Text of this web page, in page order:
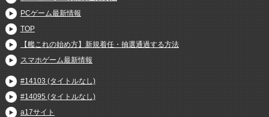
PCゲーム最新情報
TOP
【艦これの始め方】新規着任・抽選通過する方法
スマホゲーム最新情報
#14103 (タイトルなし)
#14095 (タイトルなし)
a17サイト